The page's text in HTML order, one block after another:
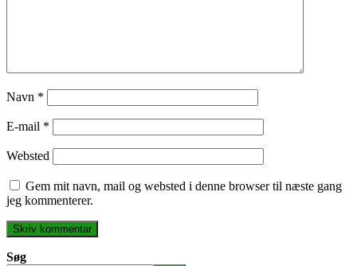
Navn *
E-mail *
Websted
Gem mit navn, mail og websted i denne browser til næste gang
jeg kommenterer.
Søg